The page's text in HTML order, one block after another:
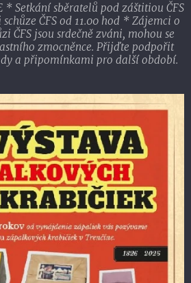
* Setkání sběratelů pod záštitiou ČFS
ČFS od 11.00 hod * Zájemci o
ČFS jsou srdečně zváni, mohou se
zmocněnce. Přijďte podpořit
a připomínkami pro další období.